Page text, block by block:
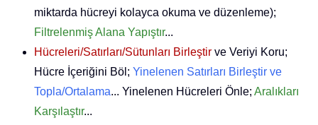
miktarda hücreyi kolayca okuma ve düzenleme);
Filtrelenmiş Alana Yapıştır...
Hücreleri/Satırları/Sütunları Birleştir ve Veriyi Koru;
Hücre İçeriğini Böl; Yinelenen Satırları Birleştir ve
Topla/Ortalama... Yinelenen Hücreleri Önle; Aralıkları
Karşılaştır...